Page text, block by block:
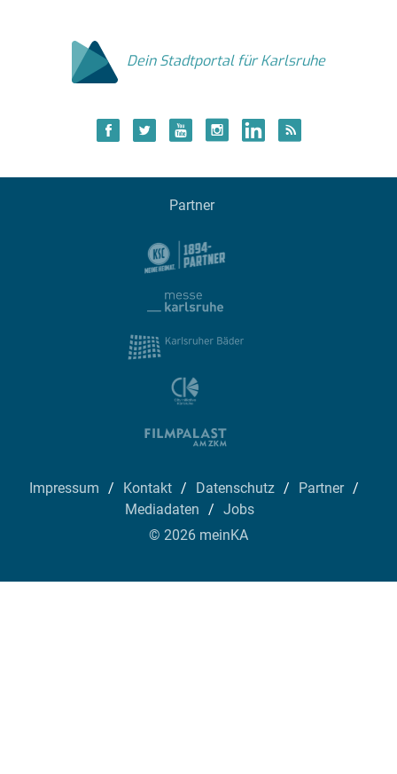
Dein Stadtportal für Karlsruhe
Partner
Impressum Kontakt Datenschutz
Partner
Mediadaten
Jobs
© 2026 meinKA